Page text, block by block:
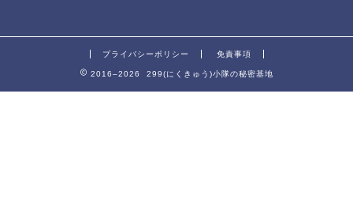
プライバシーポリシー 免責事項
2016–2026 299(にくきゅう)小隊の秘密基地